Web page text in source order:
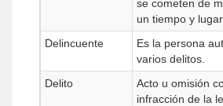
se cometen de
un tiempo y
Delincuente
Es la persona
varios delitos.
Delito
Acto u omisión
infracción de la